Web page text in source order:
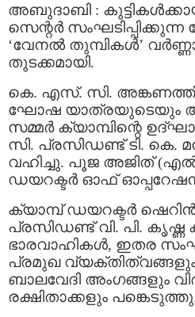
അബുദാബി :
സെന്റർ
‘വേനൽ തുമ്പികൾ’
തുടക്കമായി.
കെ. എസ്. സി.
ഘോഷ യാത്രയുടെയും
സമ്മർ ക്യാമ്പിന്റെ
സി. പ്രസിഡണ്ട് ടി.
വഹിച്ചു. പൂജ അജിത്
ഡയറക്ടർ ഓഫ്
ക്യാമ്പ് ഡയറക്ടർ
പ്രസിഡണ്ട് വി. പി. കൃഷ്ണ
ഭാരവാഹികൾ, ഇതര
പ്രമുഖ വ്യക്തിത്വങ്ങളും
ബാലവേദി അംഗങ്ങളും
രക്ഷിതാക്കളും